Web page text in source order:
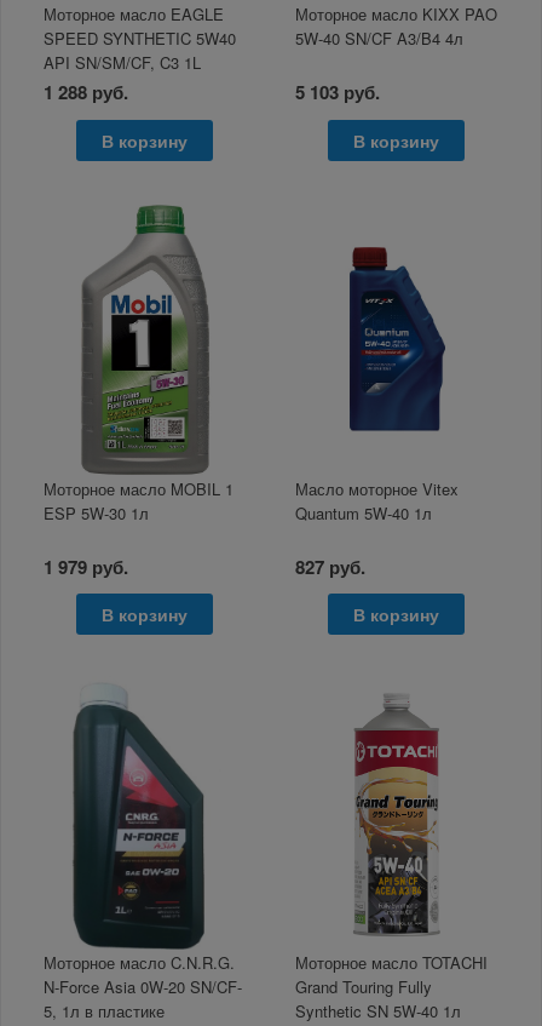
Моторное масло EAGLE
SPEED SYNTHETIC 5W40
API SN/SM/CF, C3 1L
1 288 руб.
В корзину
Моторное масло KIXX PAO
5W-40 SN/CF A3/B4 4л
5 103 руб.
В корзину
Моторное масло MOBIL 1
ESP 5W-30 1л
1 979 руб.
В корзину
Масло моторное Vitex
Quantum 5W-40 1л
827 руб.
В корзину
Моторное масло C.N.R.G.
N-Force Asia 0W-20 SN/CF-
5, 1л в пластике
Моторное масло TOTACHI
Grand Touring Fully
Synthetic SN 5W-40 1л